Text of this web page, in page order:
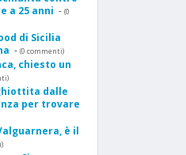
a 25 anni - (0
di Sicilia
- (0 commenti)
chiesto un
dalle
per trovare
è il